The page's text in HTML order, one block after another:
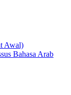
Awal)
Bahasa Arab